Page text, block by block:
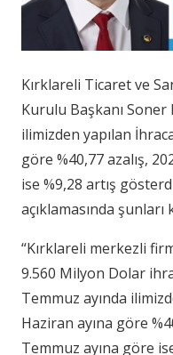
Kırklareli Ticaret ve
Kurulu Başkanı Soner
ilimizden yapılan
göre %40,77 azalış,
ise %9,28 artış
açıklamasında şunları
“Kırklareli merkezli
9.560 Milyon Dolar
Temmuz ayında
Haziran ayına göre
Temmuz ayına göre